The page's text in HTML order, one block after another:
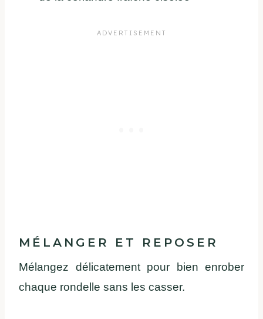
MÉLANGER ET REPOSER
Mélangez délicatement pour bien enrober
chaque rondelle sans les casser.